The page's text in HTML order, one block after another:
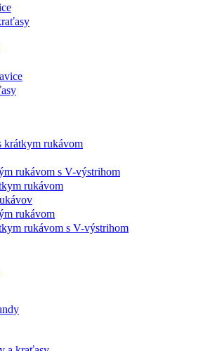
krátkym rukávom
rukávom s V-výstrihom
rukávom
rukávom
rukávom s V-výstrihom